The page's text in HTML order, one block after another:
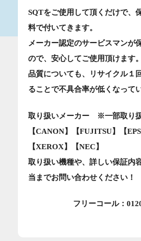
SQTをご使用して頂くだけで、
料で付いてきます。
メーカー認定のサービスマンが
ので、安心してご使用頂けます。
品質についても、リサイクル１
ることで不具合率が低くなって
取り扱いメーカー ※一部取り
【CANON】【FUJITSU】【
【XEROX】【NEC】
取り扱い機種や、詳しい保証内
当までお問い合わせください！
フリーコール：